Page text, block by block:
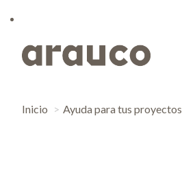
Inicio Ayuda para tus proyectos